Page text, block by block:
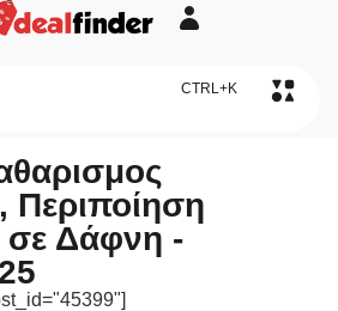
CTRL+K
Δάφνη -